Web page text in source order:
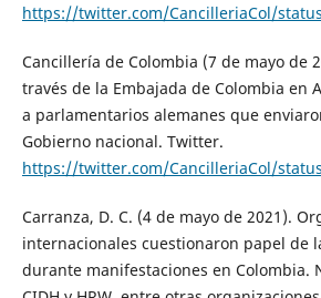
https://twitter.com/CancilleriaCol/
Cancillería de Colombia (7 de mayo de
través de la Embajada de Colombia en
a parlamentarios alemanes que
Gobierno nacional. Twitter.
https://twitter.com/CancilleriaCol/
Carranza, D. C. (4 de mayo de 2021).
internacionales cuestionaron papel de
durante manifestaciones en Colombia.